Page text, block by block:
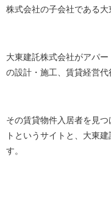
株式会社の子会社である大
大東建託株式会社がアパ
の設計・施工、賃貸経営代
その賃貸物件入居者を見
トというサイトと、大東
す。